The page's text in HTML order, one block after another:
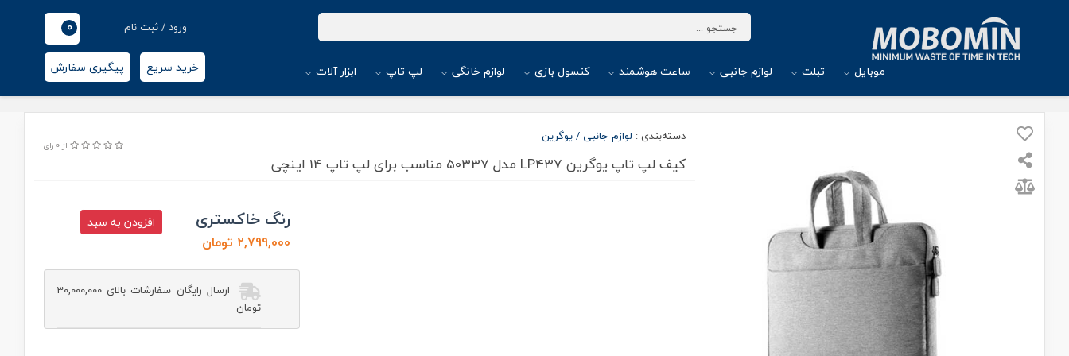
ورود / ثبت نام 0
موبایل تبلت لوازم جانبی ساعت هوشمند کنسول بازی لوازم خانگی لپ تاپ ابزار آلات خرید سریع پیگیری سفارش
دسته‌بندی : لوازم جانبی /یوگرین
کیف لپ تاپ یوگرین LP437 مدل 50337 مناسب برای لپ تاپ 14 اینچی
از 0 رای
رنگ خاکستری
2,799,000 تومان
افزودن به سبد
ارسال رایگان سفارشات بالای 30,000,000
تومان